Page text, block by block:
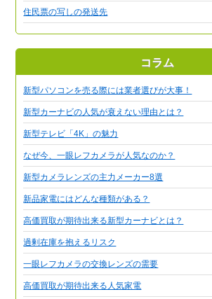
住民票の写しの発送先
コラム
新型パソコンを売る際には業者選びが大事！
新型カーナビの人気が衰えない理由とは？
新型テレビ「4K」の魅力
なぜ今、一眼レフカメラが人気なのか？
新型カメラレンズの主力メーカー8選
新品家電にはどんな種類がある？
高価買取が期待出来る新型カーナビとは？
過剰在庫を抱えるリスク
一眼レフカメラの交換レンズの需要
高価買取が期待出来る人気家電